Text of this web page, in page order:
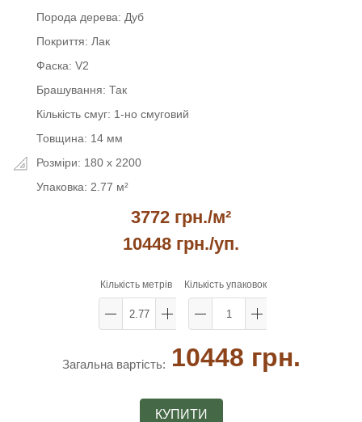
Порода дерева: Дуб
Покриття: Лак
Фаска: V2
Брашування: Так
Кількість смуг: 1-но смуговий
Товщина: 14 мм
Розміри: 180 x 2200
Упаковка: 2.77 м²
3772 грн./м²
10448 грн./уп.
Кількість метрів Кількість упаковок
Загальна вартість: 10448 грн.
КУПИТИ